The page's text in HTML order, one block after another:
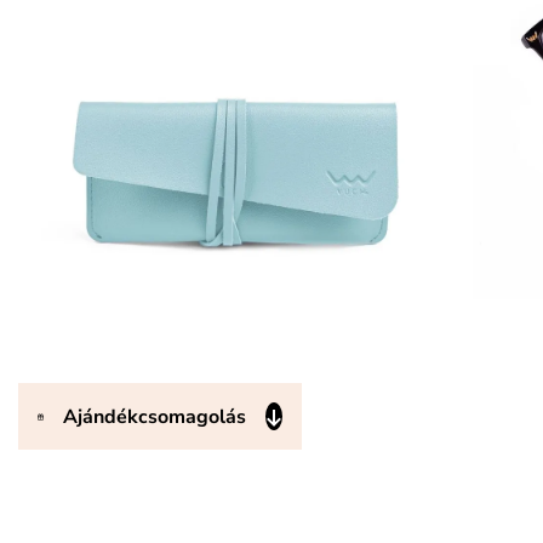
Ajándékcsomagolás